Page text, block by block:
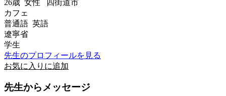
26歳 女性 四街道市
カフェ
普通語 英語
遼寧省
学生
先生のプロフィールを見る
お気に入りに追加
先生からメッセージ